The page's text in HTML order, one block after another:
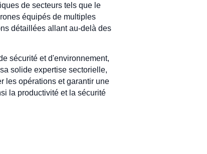
de secteurs tels que le
équipés de multiples
détaillées allant au-delà des
sécurité et d'environnement,
solide expertise sectorielle,
les opérations et garantir une
la productivité et la sécurité